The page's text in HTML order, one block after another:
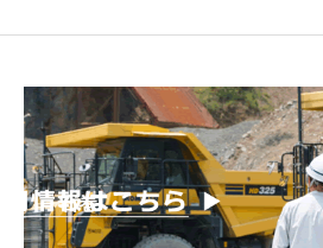
石巻